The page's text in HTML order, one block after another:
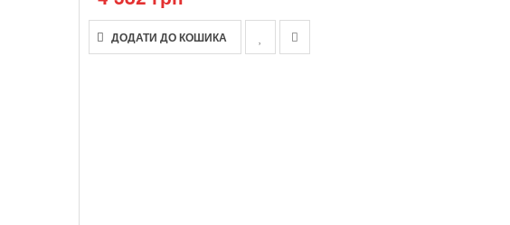
ДОДАТИ ДО КОШИКА